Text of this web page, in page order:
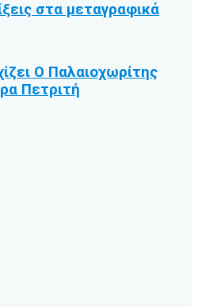
στα μεταγραφικά
Ο Παλαιοχωρίτης
Πετριτή